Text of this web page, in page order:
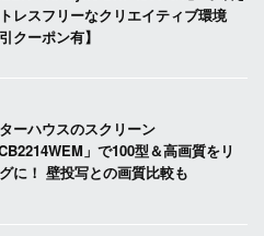
レスフリーなクリエイティブ環境
引クーポン有】
ーハウスのスクリーン
」で100型＆高画質をリ
に！ 壁投写との画質比較も